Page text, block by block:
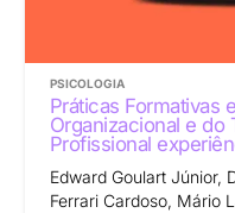
PSICOLOGIA
Práticas Formativas
Organizacional e do
Profissional
Edward Goulart Júnior,
Ferrari Cardoso, Mário